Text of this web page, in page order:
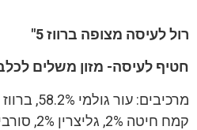
רול לעיסה מצופה ברווז 5"
חטיף לעיסה- מזון משלים